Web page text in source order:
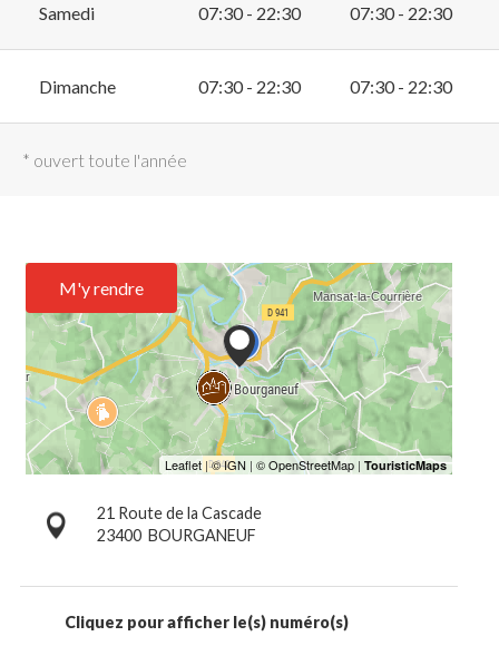
Samedi 07:30 - 22:30 07:30 - 22:30
Dimanche 07:30 - 22:30 07:30 - 22:30
* ouvert toute l'année
M'y rendre
21 Route de la Cascade
23400 BOURGANEUF
Cliquez pour afficher le(s) numéro(s)